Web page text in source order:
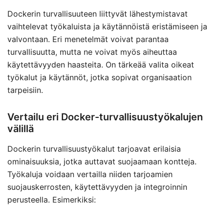
Dockerin turvallisuuteen liittyvät lähestymistavat
vaihtelevat työkaluista ja käytännöistä eristämiseen ja
valvontaan. Eri menetelmät voivat parantaa
turvallisuutta, mutta ne voivat myös aiheuttaa
käytettävyyden haasteita. On tärkeää valita oikeat
työkalut ja käytännöt, jotka sopivat organisaation
tarpeisiin.
Vertailu eri Docker-turvallisuustyökalujen
välillä
Dockerin turvallisuustyökalut tarjoavat erilaisia
ominaisuuksia, jotka auttavat suojaamaan kontteja.
Työkaluja voidaan vertailla niiden tarjoamien
suojauskerrosten, käytettävyyden ja integroinnin
perusteella. Esimerkiksi: